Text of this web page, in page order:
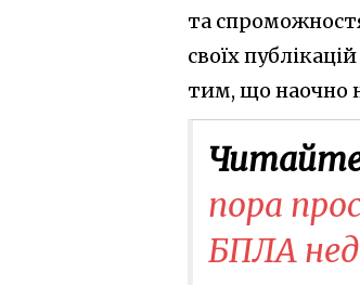
та
своїх
тим, що наочно
пора
БПЛА